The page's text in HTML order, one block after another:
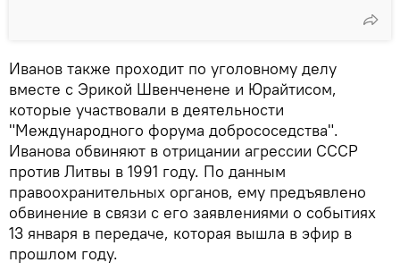
Иванов также проходит по уголовному делу
вместе с Эрикой Швенченене и Юрайтисом,
которые участвовали в деятельности
"Международного форума добрососедства".
Иванова обвиняют в отрицании агрессии СССР
против Литвы в 1991 году. По данным
правоохранительных органов, ему предъявлено
обвинение в связи с его заявлениями о событиях
13 января в передаче, которая вышла в эфир в
прошлом году.